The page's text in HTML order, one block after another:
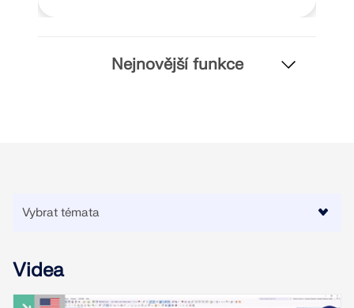
Online služba Dlubal poskytuje mapy oblastí pro
a seizmických údajů.
Nejnovější funkce
Videa